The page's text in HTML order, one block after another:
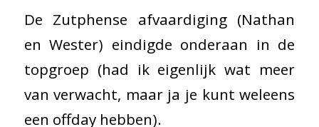
De Zutphense afvaardiging (Nathan
en Wester) eindigde onderaan in de
topgroep (had ik eigenlijk wat meer
van verwacht, maar ja je kunt weleens
een offday hebben).